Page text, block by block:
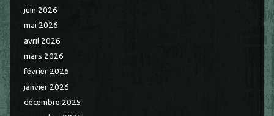
juin 2026
mai 2026
avril 2026
mars 2026
février 2026
janvier 2026
décembre 2025